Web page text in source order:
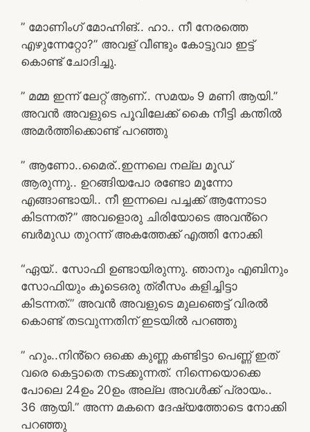
” മോണിംഗ് മോഹ്നിങ്.. ഹാ.. നീ നേരത്തെ
എഴുന്നേറ്റോ?” അവള് വീണ്ടും കോട്ടുവാ ഇട്ട്
കൊണ്ട് ചോദിച്ചു.
” മമ്മ ഇന്ന് ലേറ്റ് ആണ്.. സമയം 9 മണി ആയി.”
അവൻ അവളുടെ പൂവിലേക്ക് കൈ നീട്ടി കന്തിൽ
അമർത്തിക്കൊണ്ട് പറഞ്ഞു
” ആണോ..മൈര്..ഇന്നലെ നല്ല മൂഡ്
ആരുന്നു.. ഉറങ്ങിയപോ രണ്ടോ മൂന്നോ
എങ്ങാണ്ടായി.. നീ ഇന്നലെ പച്ചക്ക് ആന്നോടാ
കിടന്നത്?” അവളൊരു ചിരിയോടെ അവൻ്റെ
ബർമുഡ തുറന്ന് അകത്തേക്ക് എത്തി നോക്കി
“ഏയ്.. സോഫി ഉണ്ടായിരുന്നു. ഞാനും എബിനും
സോഫിയും കൂടെഒരു ത്രീസം കളിച്ചിട്ടാ
കിടന്നത്.” അവൻ അവളുടെ മുലഞെട്ട് വിരൽ
കൊണ്ട് തടവുന്നതിന് ഇടയിൽ പറഞ്ഞു
” ഹും..നിൻ്റെ ഒക്കെ കുണ്ണ കണ്ടിട്ടാ പെണ്ണ് ഇത്
വരെ കെട്ടാതെ നടക്കുന്നത്. നിന്നെയൊക്കെ
പോലെ 24ഉം 20ഉം അല്ല അവൾക്ക് പ്രായം..
36 ആയി.” അന്ന മകനെ ദേഷ്യത്തോടെ നോക്കി
പറഞ്ഞു